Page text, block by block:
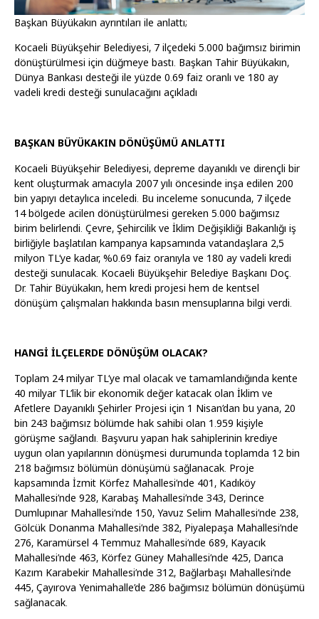
Başkan Büyükakın ayrıntıları ile anlattı;
Kocaeli Büyükşehir Belediyesi, 7 ilçedeki 5.000 bağımsız birimin
dönüştürülmesi için düğmeye bastı. Başkan Tahir Büyükakın,
Dünya Bankası desteği ile yüzde 0.69 faiz oranlı ve 180 ay
vadeli kredi desteği sunulacağını açıkladı
BAŞKAN BÜYÜKAKIN DÖNÜŞÜMÜ ANLATTI
Kocaeli Büyükşehir Belediyesi, depreme dayanıklı ve dirençli bir
kent oluşturmak amacıyla 2007 yılı öncesinde inşa edilen 200
bin yapıyı detaylıca inceledi. Bu inceleme sonucunda, 7 ilçede
14 bölgede acilen dönüştürülmesi gereken 5.000 bağımsız
birim belirlendi. Çevre, Şehircilik ve İklim Değişikliği Bakanlığı iş
birliğiyle başlatılan kampanya kapsamında vatandaşlara 2,5
milyon TL’ye kadar, %0.69 faiz oranıyla ve 180 ay vadeli kredi
desteği sunulacak. Kocaeli Büyükşehir Belediye Başkanı Doç.
Dr. Tahir Büyükakın, hem kredi projesi hem de kentsel
dönüşüm çalışmaları hakkında basın mensuplarına bilgi verdi.
HANGİ İLÇELERDE DÖNÜŞÜM OLACAK?
Toplam 24 milyar TL’ye mal olacak ve tamamlandığında kente
40 milyar TL’lik bir ekonomik değer katacak olan İklim ve
Afetlere Dayanıklı Şehirler Projesi için 1 Nisan’dan bu yana, 20
bin 243 bağımsız bölümde hak sahibi olan 1.959 kişiyle
görüşme sağlandı. Başvuru yapan hak sahiplerinin krediye
uygun olan yapılarının dönüşmesi durumunda toplamda 12 bin
218 bağımsız bölümün dönüşümü sağlanacak. Proje
kapsamında İzmit Körfez Mahallesi’nde 401, Kadıköy
Mahallesi’nde 928, Karabaş Mahallesi’nde 343, Derince
Dumlupınar Mahallesi’nde 150, Yavuz Selim Mahallesi’nde 238,
Gölcük Donanma Mahallesi’nde 382, Piyalepaşa Mahallesi’nde
276, Karamürsel 4 Temmuz Mahallesi’nde 689, Kayacık
Mahallesi’nde 463, Körfez Güney Mahallesi’nde 425, Darıca
Kazım Karabekir Mahallesi’nde 312, Bağlarbaşı Mahallesi’nde
445, Çayırova Yenimahalle’de 286 bağımsız bölümün dönüşümü
sağlanacak.